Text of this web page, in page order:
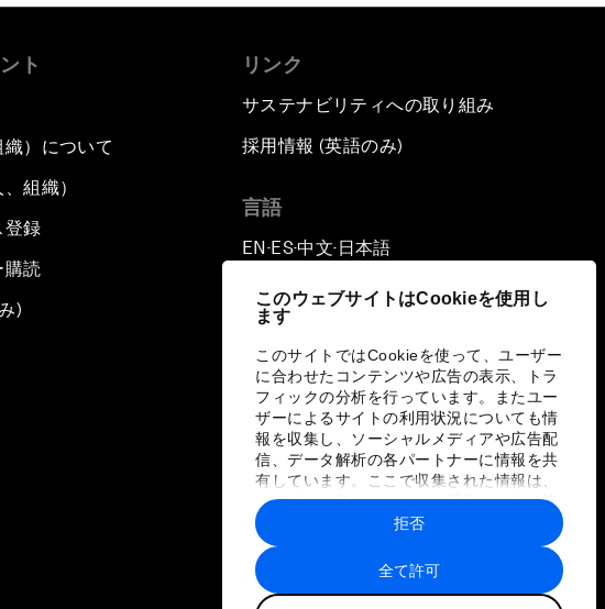
このウェブサイトはCookieを使用し
ます
このサイトではCookieを使って、ユーザー
に合わせたコンテンツや広告の表示、トラ
フィックの分析を行っています。またユー
ザーによるサイトの利用状況についても情
報を収集し、ソーシャルメディアや広告配
信、データ解析の各パートナーに情報を共
有しています。ここで収集された情報は、
ユーザーが各パートナーに提供した他の情
報や各パートナーのサービスを使用した際
に収集された情報と組み合わされ、各パー
トナーによって使用されることがありま
す。
全て許可
拒否
ト
）について
組織）
登録
購読
)
リンク
サステナビリティへの取り組み
採用情報 (英語のみ)
言語
EN ▪ ES▪中文▪ 日本語